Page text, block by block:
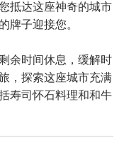
抵达这座神奇的城市
牌子迎接您。
余时间休息，缓解时
，探索这座城市充满
寿司怀石料理和和牛